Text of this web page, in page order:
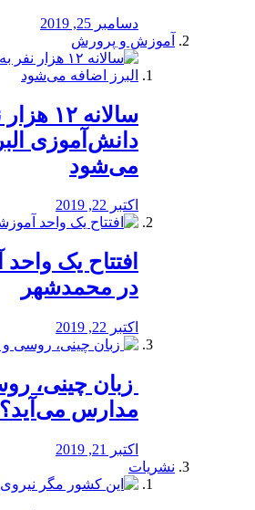
دسامبر 25, 2019
آموزش و پرورش
️سالانه
دانش‌آموزی
می‌شود
اکتبر 22, 2019
افتتاح یک
در محمدشهر
اکتبر 22, 2019
زبان چینی،
مدارس می‌آید؟
اکتبر 21, 2019
نشریات